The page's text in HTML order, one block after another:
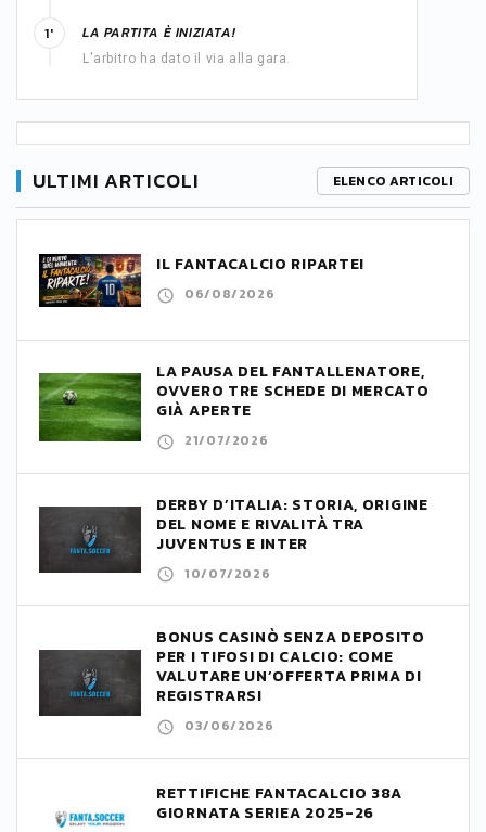
LA PARTITA È INIZIATA!
L'arbitro ha dato il via alla gara.
1'
ULTIMI ARTICOLI ELENCO ARTICOLI
IL FANTACALCIO RIPARTE!
06/08/2026
LA PAUSA DEL FANTALLENATORE,
OVVERO TRE SCHEDE DI MERCATO
GIÀ APERTE
21/07/2026
DERBY D’ITALIA: STORIA, ORIGINE
DEL NOME E RIVALITÀ TRA
JUVENTUS E INTER
10/07/2026
BONUS CASINÒ SENZA DEPOSITO
PER I TIFOSI DI CALCIO: COME
VALUTARE UN’OFFERTA PRIMA DI
REGISTRARSI
03/06/2026
RETTIFICHE FANTACALCIO 38A
GIORNATA SERIEA 2025-26